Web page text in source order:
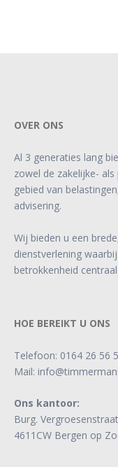
OVER ONS
Al 3 generaties lang
zowel de zakelijke-
gebied van
advisering.
Wij bieden u een
dienstverlening
betrokkenheid
HOE BEREIKT U ONS
Telefoon: 0164 26 56
Mail:
Ons kantoor:
Burg.
4611CW Bergen op